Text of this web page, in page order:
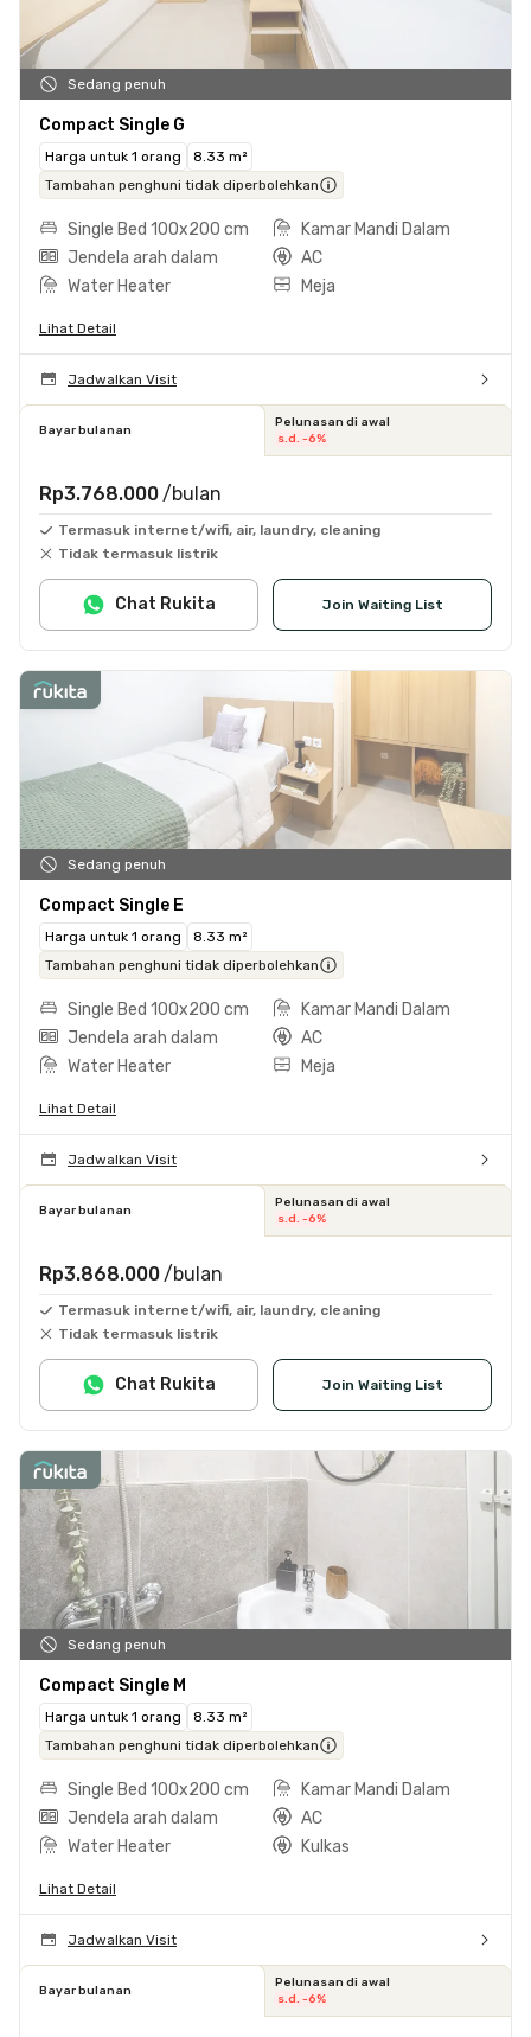
Sedang penuh
Compact Single G
Harga untuk 1 orang
8.33 m²
Tambahan penghuni tidak diperbolehkan
Single Bed 100x200 cm
Kamar Mandi Dalam
Jendela arah dalam
AC
Water Heater
Meja
Lihat Detail
Jadwalkan Visit
Bayar bulanan
Pelunasan di awal
s.d. -6%
Rp3.768.000 /bulan
Termasuk internet/wifi, air, laundry, cleaning
Tidak termasuk listrik
Join Waiting List
Chat Rukita
Sedang penuh
Compact Single E
Harga untuk 1 orang
8.33 m²
Tambahan penghuni tidak diperbolehkan
Single Bed 100x200 cm
Kamar Mandi Dalam
Jendela arah dalam
AC
Water Heater
Meja
Lihat Detail
Jadwalkan Visit
Bayar bulanan
Pelunasan di awal
s.d. -6%
Rp3.868.000 /bulan
Termasuk internet/wifi, air, laundry, cleaning
Tidak termasuk listrik
Join Waiting List
Chat Rukita
Sedang penuh
Compact Single M
Harga untuk 1 orang
8.33 m²
Tambahan penghuni tidak diperbolehkan
Single Bed 100x200 cm
Kamar Mandi Dalam
Jendela arah dalam
AC
Water Heater
Kulkas
Lihat Detail
Jadwalkan Visit
Bayar bulanan
Pelunasan di awal
s.d. -6%